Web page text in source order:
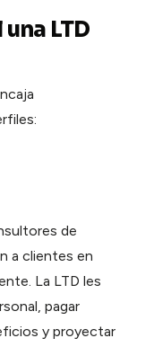
LTD
de
a clientes en
La LTD les
pagar
y proyectar